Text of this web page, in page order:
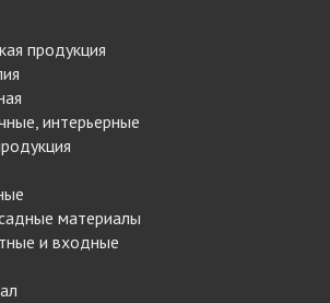
продукция
интерьерные
материалы
и входные